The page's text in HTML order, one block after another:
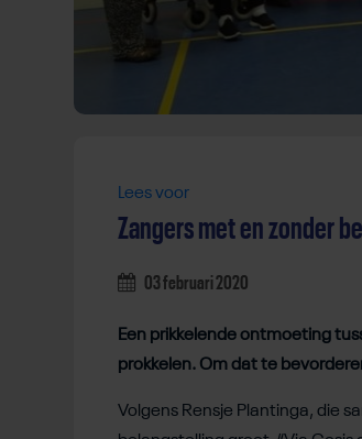
Lees voor
Zangers met en zonder
03 februari 2020
Een prikkelende ontmoeting
prokkelen. Om dat te
Volgens Rensje Plantinga, die